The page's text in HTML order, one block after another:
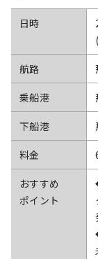
日時
航路
乗船港
下船港
料金
おすすめ
ポイント